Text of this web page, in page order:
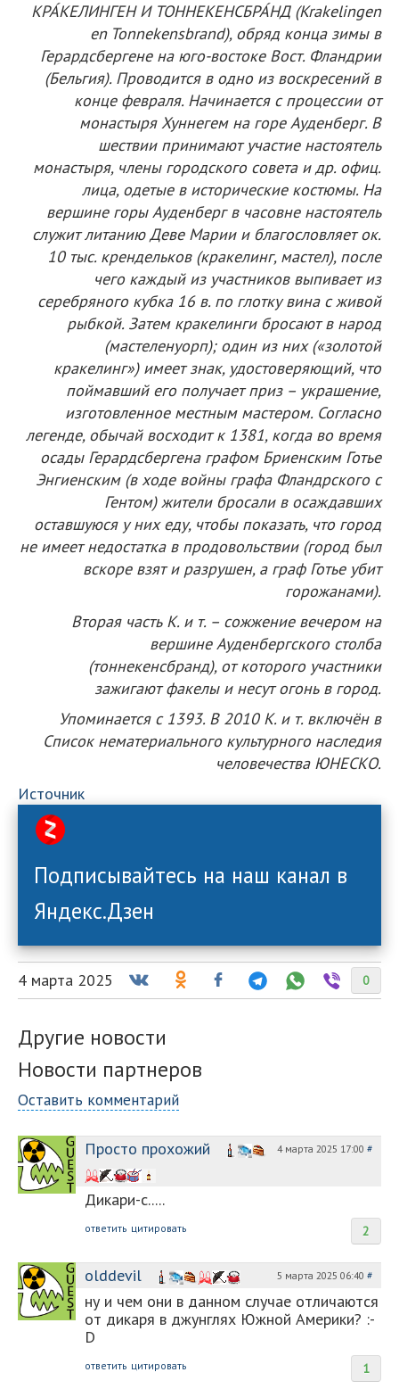
КРА́КЕЛИНГЕН И ТОННЕКЕНСБРА́НД (Krakelingen
en Tonnekensbrand), обряд конца зимы в
Герардсбергене на юго-востоке Вост. Фландрии
(Бельгия). Проводится в одно из воскресений в
конце февраля. Начинается с процессии от
монастыря Хуннегем на горе Ауденберг. В
шествии принимают участие настоятель
монастыря, члены городского совета и др. офиц.
лица, одетые в исторические костюмы. На
вершине горы Ауденберг в часовне настоятель
служит литанию Деве Марии и благословляет ок.
10 тыс. крендельков (кракелинг, мастел), после
чего каждый из участников выпивает из
серебряного кубка 16 в. по глотку вина с живой
рыбкой. Затем кракелинги бросают в народ
(мастеленуорп); один из них («золотой
кракелинг») имеет знак, удостоверяющий, что
поймавший его получает приз – украшение,
изготовленное местным мастером. Согласно
легенде, обычай восходит к 1381, когда во время
осады Герардсбергена графом Бриенским Готье
Энгиенским (в ходе войны графа Фландрского с
Гентом) жители бросали в осаждавших
оставшуюся у них еду, чтобы показать, что город
не имеет недостатка в продовольствии (город был
вскоре взят и разрушен, а граф Готье убит
горожанами).
Вторая часть К. и т. – сожжение вечером на
вершине Ауденбергского столба
(тоннекенсбранд), от которого участники
зажигают факелы и несут огонь в город.
Упоминается с 1393. В 2010 К. и т. включён в
Список нематериального культурного наследия
человечества ЮНЕСКО.
Источник
Подписывайтесь на наш канал в
Яндекс.Дзен
0
4 марта 2025
Другие новости
Новости партнеров
Оставить комментарий
Просто прохожий 4 марта 2025 17:00 #
Дикари-с.....
2
ответить цитировать
olddevil 5 марта 2025 06:40 #
ну и чем они в данном случае отличаются
от дикаря в джунглях Южной Америки? :-
D
1
ответить цитировать